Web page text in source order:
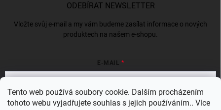
Tento web používá soubory cookie. Dalším procházením
tohoto webu vyjadřujete souhlas s jejich používáním.. Více
ODEBÍRAT NEWSLETTER
Vložte svůj e-mail a my vám budeme zasílat informace o nových
produktech na našem e-shopu.
E-MAIL